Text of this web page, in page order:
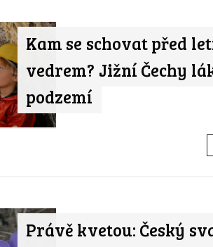
Kam se schovat před
vedrem? Jižní Čechy
podzemí
Právě kvetou: Český